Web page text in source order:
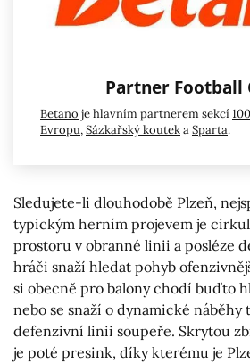
Partner Football
Betano je hlavním partnerem sekcí
Evropu,Sázkařský koutekaSparta.
Sledujete-li dlouhodobě Plzeň,
typickým herním projevem je
prostoru v obranné linii a posléze
hráči snaží hledat pohyb
si obecně pro balony chodí buďto
nebo se snaží o dynamické náběhy
defenzivní linii soupeře. Skrytou
je poté presink, díky kterému je